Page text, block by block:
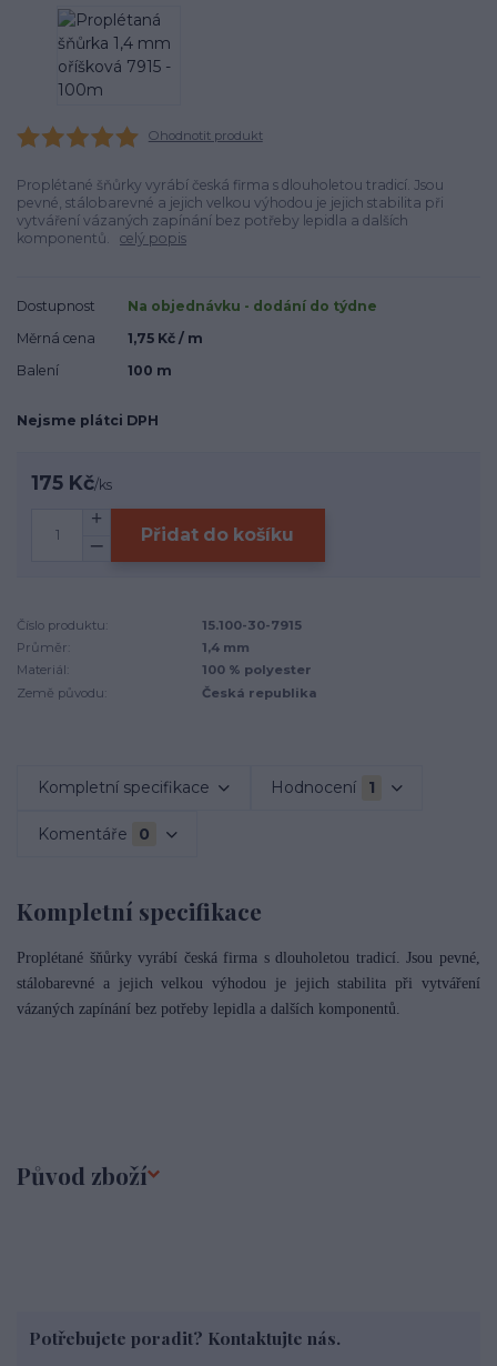
Ohodnotit produkt
Proplétané šňůrky vyrábí česká firma s dlouholetou tradicí. Jsou
pevné, stálobarevné a jejich velkou výhodou je jejich stabilita při
vytváření vázaných zapínání bez potřeby lepidla a dalších
komponentů. celý popis
Dostupnost
Na objednávku - dodání do týdne
Měrná cena
1,75 Kč / m
Balení
100 m
Nejsme plátci DPH
175 Kč/ks
Přidat do košíku
Číslo produktu:
15.100-30-7915
Průměr:
1,4 mm
Materiál:
100 % polyester
Země původu:
Česká republika
Kompletní specifikace Hodnocení 1
Komentáře 0
Kompletní specifikace
Proplétané šňůrky vyrábí česká firma s dlouholetou tradicí. Jsou pevné,
stálobarevné a jejich velkou výhodou je jejich stabilita při vytváření
vázaných zapínání bez potřeby lepidla a dalších komponentů.
Původ zboží
Potřebujete poradit? Kontaktujte nás.